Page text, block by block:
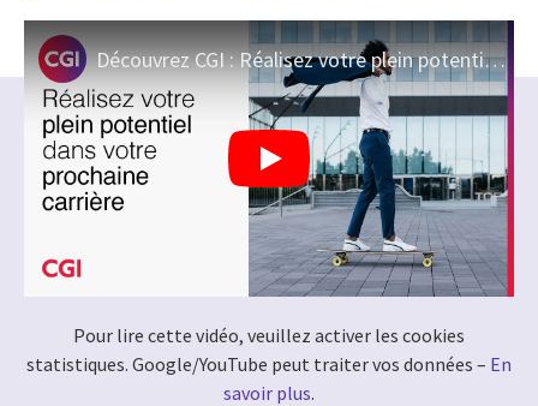
Découvrez CGI : Réalisez votre plein potentiel dans votre prochaine carrière
Pour lire cette vidéo, veuillez activer les cookies
statistiques. Google/YouTube peut traiter vos données – En
savoir plus.